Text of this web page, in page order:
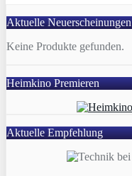
Aktuelle Neuerscheinungen
Keine Produkte gefunden.
Heimkino Premieren
Aktuelle Empfehlung